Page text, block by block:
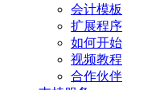
会计模板
扩展程序
如何开始
视频教程
合作伙伴